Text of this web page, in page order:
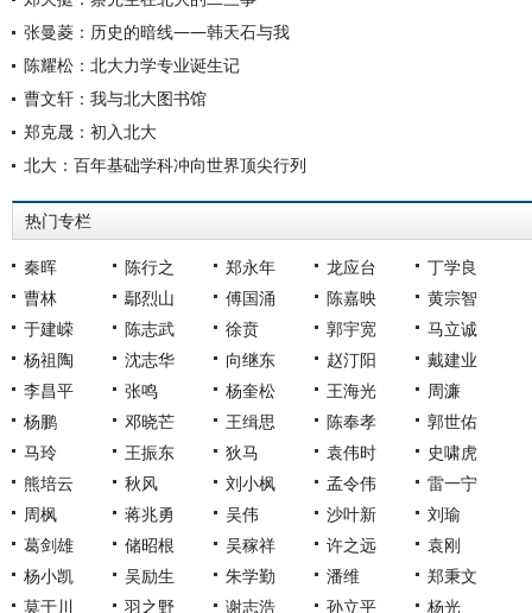
张曼菱：历史的暗线——韩天石与我
陈耀松：北大力学专业诞生记
曹文轩：我与北大图书馆
郑克晟：初入北大
北大：百年基础学科冲向世界顶尖行列
热门专栏
秦晖 陈行之 郑永年 龙应台
丁学良
曹林
鄢烈山 傅国涌 陈嘉映
黄宗智
于建嵘
陈志武 徐贲 郭宇宽
马立诚
杨祖陶
沈志华 向继东 赵汀阳
戴建业
李昌平
张鸣 杨奎松 王海光
周濂
杨鹏
邓晓芒 王缉思 陈奉孝
郭世佑
马玲
王振东 狄马 袁伟时
史啸虎
熊培云
秋风 刘小枫 孟令伟
雷一宁
周枫
蒋兆勇 吴伟 沙叶新
刘瑜
葛剑雄
储昭根 吴稼祥 许之远
袁刚
杨小凯
吴励生 朱学勤 潘维
郑秉文
莫于川
羽之野 谢志浩 孙立平 杨光